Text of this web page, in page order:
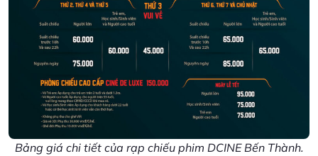
Bảng giá chi tiết của rạp chiếu phim DCINE Bến Thành.